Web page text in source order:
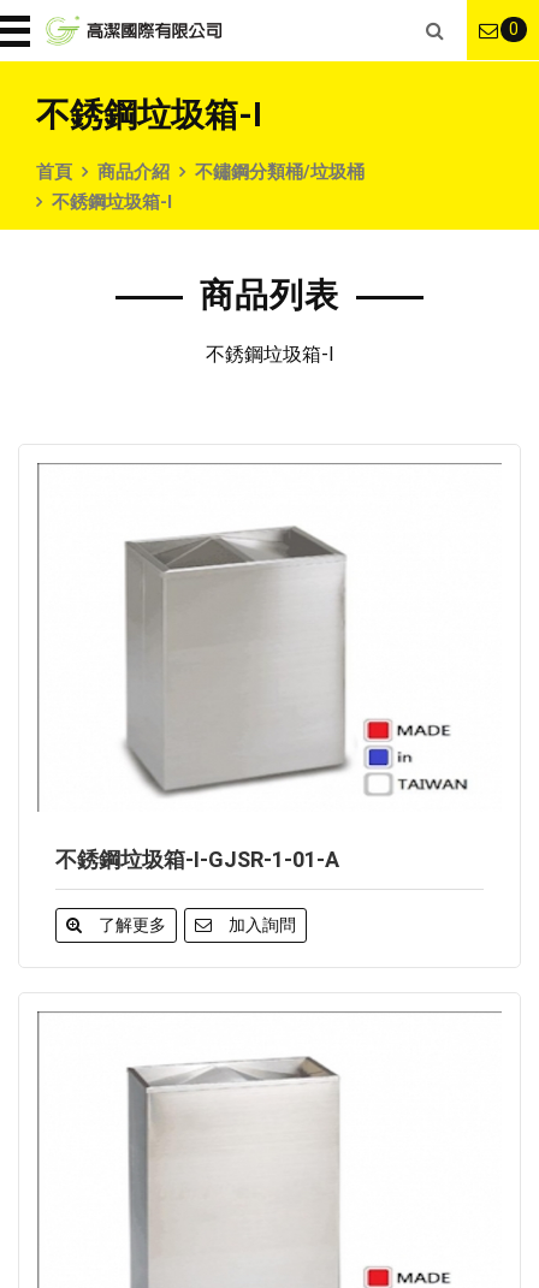
0
不銹鋼垃圾箱-I
首頁 商品介紹
不鏽鋼分類桶/垃圾桶
不銹鋼垃圾箱-I
商品列表
不銹鋼垃圾箱-I
不銹鋼垃圾箱-I-GJSR-1-01-A
了解更多 加入詢問